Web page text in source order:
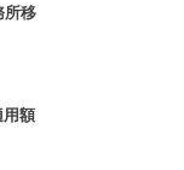
所移
額